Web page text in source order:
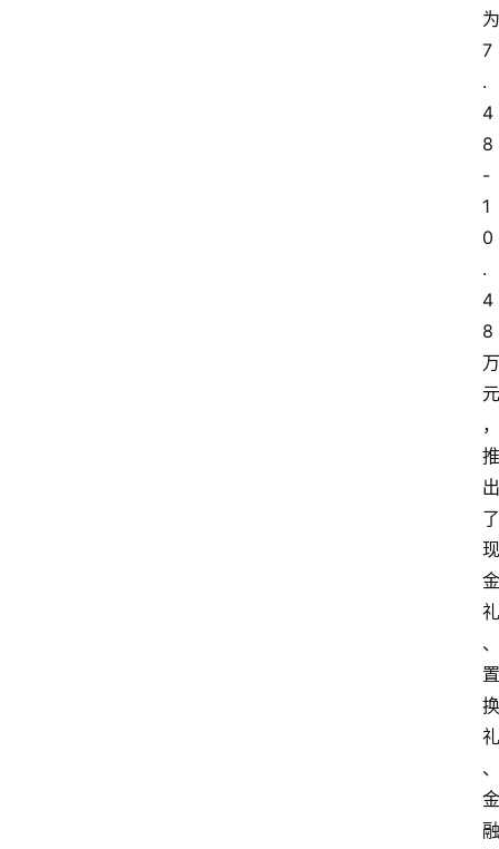
为
7
.
4
8
-
1
0
.
4
8
万
元
，
推
出
了
现
金
礼
、
置
换
礼
、
金
融